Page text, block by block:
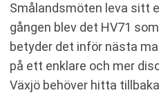
Smålandsmöten leva sitt
gången blev det HV71
betyder det inför nästa
på ett enklare och mer
Växjö behöver hitta